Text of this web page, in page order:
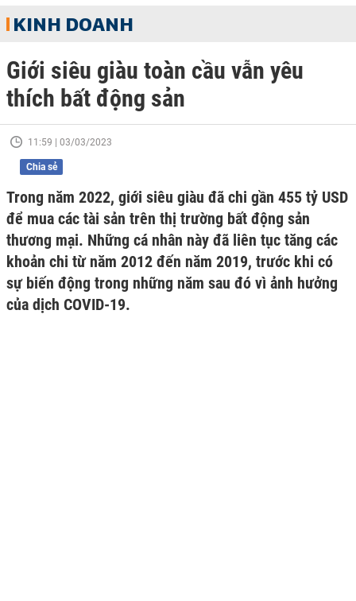
KINH DOANH
Giới siêu giàu toàn cầu vẫn yêu
thích bất động sản
11:59 | 03/03/2023
Chia sẻ
Trong năm 2022, giới siêu giàu đã chi gần 455 tỷ USD
để mua các tài sản trên thị trường bất động sản
thương mại. Những cá nhân này đã liên tục tăng các
khoản chi từ năm 2012 đến năm 2019, trước khi có
sự biến động trong những năm sau đó vì ảnh hưởng
của dịch COVID-19.